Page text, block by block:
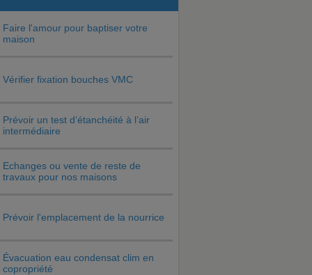
Faire l'amour pour baptiser votre
maison
Vérifier fixation bouches VMC
Prévoir un test d’étanchéité à l’air
intermédiaire
Echanges ou vente de reste de
travaux pour nos maisons
Prévoir l'emplacement de la nourrice
Évacuation eau condensat clim en
copropriété